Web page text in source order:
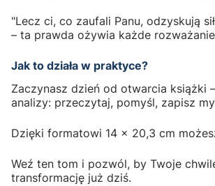
"Lecz ci, co zaufali Panu, odzyskują
– ta prawda ożywia każde
Jak to działa w praktyce?
Zaczynasz dzień od otwarcia książki
analizy: przeczytaj, pomyśl, zapisz
Dzięki formatowi 14 x 20,3 cm
Weź ten tom i pozwól, by Twoje
transformację już dziś.